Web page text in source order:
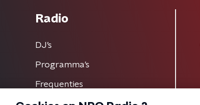
Radio
DJ’s
Programma's
Frequenties